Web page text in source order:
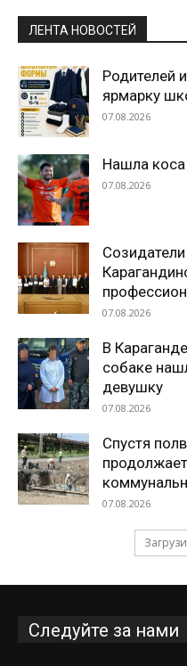
ЛЕНТА НОВОСТЕЙ
Родителей
ярмарку
07.08.2026
Нашла
07.08.2026
07.08.2026
В
собаке
девушку
07.08.2026
Спустя
07.08.2026
Следуйте за нами